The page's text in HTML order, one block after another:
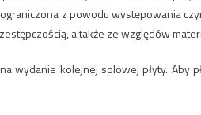
z powodu występowania
a także ze względów
wydanie kolejnej solowej płyty. Aby